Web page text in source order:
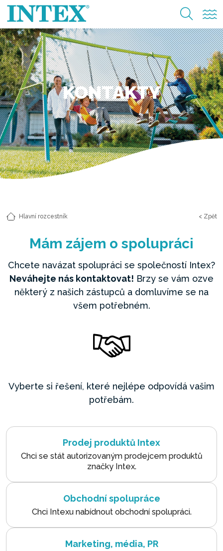
KONTAKTY
Hlavní rozcestník < Zpět
Mám zájem o spolupráci
Chcete navázat spolupráci se společností Intex?
Neváhejte nás kontaktovat! Brzy se vám ozve
některý z našich zástupců a domluvíme se na
všem potřebném.
Vyberte si řešení, které nejlépe odpovídá vašim
potřebám.
Prodej produktů Intex
Chci se stát autorizovaným prodejcem produktů
značky Intex.
Obchodní spolupráce
Chci Intexu nabídnout obchodní spolupráci.
Marketing, média, PR